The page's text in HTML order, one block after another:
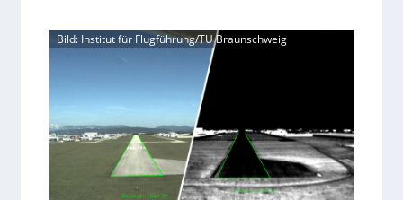
r
a
M
c
h
e
u
h
r
D
Bild: Institut für Flugführung/TU Braunschweig